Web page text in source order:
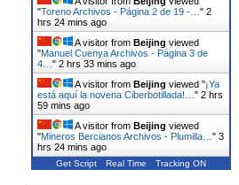
"Toreno Archivos - Página 2 de 19 -… " 2
hrs 24 mins ago
A visitor from Beijing viewed
"Manuel Cuenya Archivos - Página 3 de
4… " 2 hrs 33 mins ago
A visitor from Beijing viewed "¡Ya
está aquí la novena Ciberbotillada!… " 2 hrs
59 mins ago
A visitor from Beijing viewed
"Mineros Bercianos Archivos - Plumilla… " 3
hrs 24 mins ago
Get Script Real Time Tracking ON